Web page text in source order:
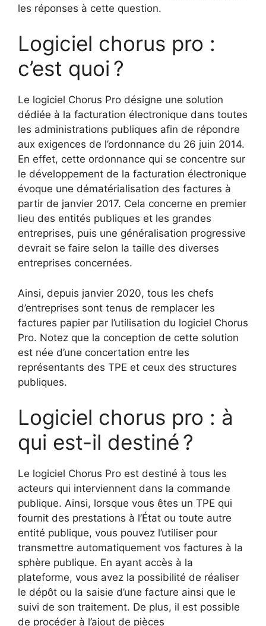
les réponses à cette question.
Logiciel chorus pro :
c’est quoi ?
Le logiciel Chorus Pro désigne une solution
dédiée à la facturation électronique dans toutes
les administrations publiques afin de répondre
aux exigences de l’ordonnance du 26 juin 2014.
En effet, cette ordonnance qui se concentre sur
le développement de la facturation électronique
évoque une dématérialisation des factures à
partir de janvier 2017. Cela concerne en premier
lieu des entités publiques et les grandes
entreprises, puis une généralisation progressive
devrait se faire selon la taille des diverses
entreprises concernées.
Ainsi, depuis janvier 2020, tous les chefs
d’entreprises sont tenus de remplacer les
factures papier par l’utilisation du logiciel Chorus
Pro. Notez que la conception de cette solution
est née d’une concertation entre les
représentants des TPE et ceux des structures
publiques.
Logiciel chorus pro : à
qui est-il destiné ?
Le logiciel Chorus Pro est destiné à tous les
acteurs qui interviennent dans la commande
publique. Ainsi, lorsque vous êtes un TPE qui
fournit des prestations à l’État ou toute autre
entité publique, vous pouvez l’utiliser pour
transmettre automatiquement vos factures à la
sphère publique. En ayant accès à la
plateforme, vous avez la possibilité de réaliser
le dépôt ou la saisie d’une facture ainsi que le
suivi de son traitement. De plus, il est possible
de procéder à l’ajout de pièces